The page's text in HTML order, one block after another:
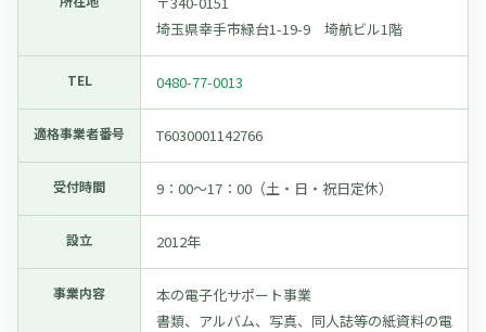
埼玉県幸手市緑台1-19-9 埼航ビル1階
TEL 0480-77-0013
適格事業者番号 T6030001142766
受付時間 9：00〜17：00（土・日・祝日定休）
設立 2012年
事業内容
本の電子化サポート事業
書類、アルバム、写真、同人誌等の紙資料の電